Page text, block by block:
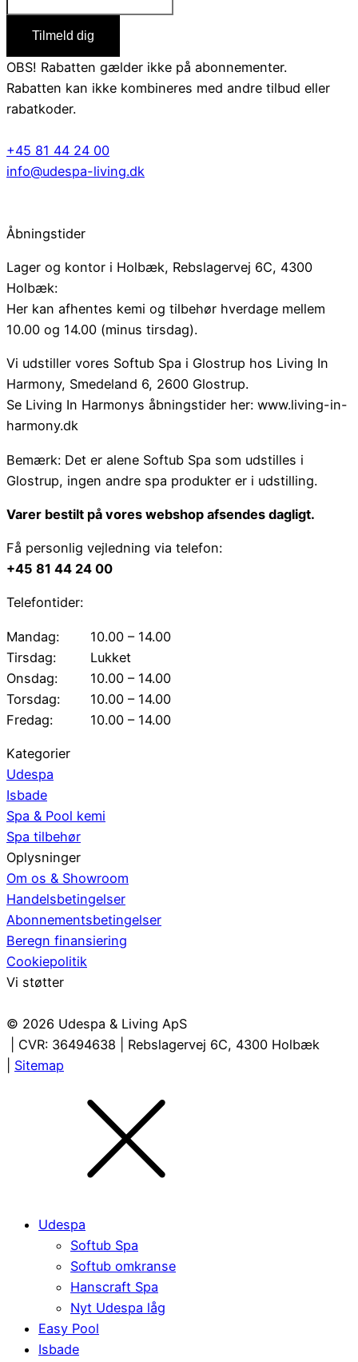
Tilmeld dig
OBS! Rabatten gælder ikke på abonnementer.
Rabatten kan ikke kombineres med andre tilbud eller
rabatkoder.
+45 81 44 24 00
info@udespa-living.dk
Åbningstider
Lager og kontor i Holbæk, Rebslagervej 6C, 4300
Holbæk:
Her kan afhentes kemi og tilbehør hverdage mellem
10.00 og 14.00 (minus tirsdag).
Vi udstiller vores Softub Spa i Glostrup hos Living In
Harmony, Smedeland 6, 2600 Glostrup.
Se Living In Harmonys åbningstider her: www.living-in-
harmony.dk
Bemærk: Det er alene Softub Spa som udstilles i
Glostrup, ingen andre spa produkter er i udstilling.
Varer bestilt på vores webshop afsendes dagligt.
Få personlig vejledning via telefon:
+45 81 44 24 00
Telefontider:
Mandag:
10.00 – 14.00
Tirsdag:
Lukket
Onsdag:
10.00 – 14.00
Torsdag:
10.00 – 14.00
Fredag:
10.00 – 14.00
Kategorier
Udespa
Isbade
Spa & Pool kemi
Spa tilbehør
Oplysninger
Om os & Showroom
Handelsbetingelser
Abonnementsbetingelser
Beregn finansiering
Cookiepolitik
Vi støtter
© 2026 Udespa & Living ApS
| CVR: 36494638 | Rebslagervej 6C, 4300 Holbæk
Sitemap
Udespa
Softub Spa
Softub omkranse
Hanscraft Spa
Nyt Udespa låg
Easy Pool
Isbade